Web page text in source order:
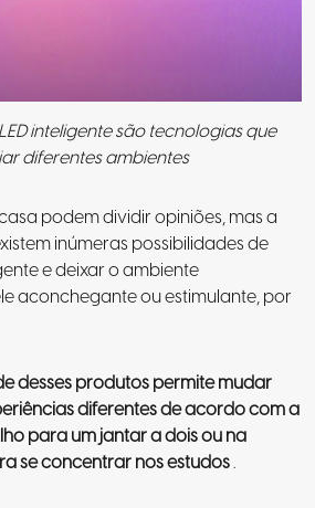
inteligente são tecnologias que
diferentes ambientes
podem dividir opiniões, mas a
inúmeras possibilidades de
e deixar o ambiente
aconchegante ou estimulante, por
desses produtos permite mudar
diferentes de acordo com a
para um jantar a dois ou na
se concentrar nos estudos.